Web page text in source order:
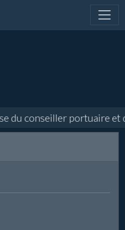
conseiller portuaire et